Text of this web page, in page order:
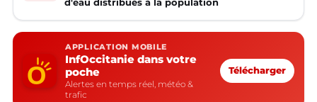
d'eau distribués à la population
APPLICATION MOBILE
InfOccitanie dans votre
poche
Alertes en temps réel, météo &
trafic
Télécharger